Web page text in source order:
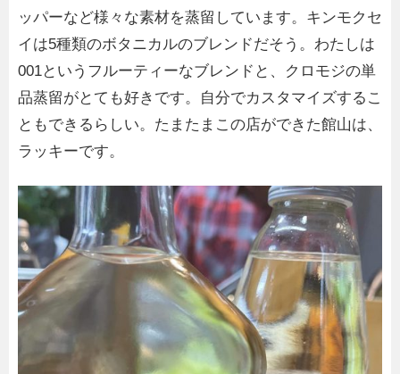
ッパーなど様々な素材を蒸留しています。キンモクセ
イは5種類のボタニカルのブレンドだそう。わたしは
001というフルーティーなブレンドと、クロモジの単
品蒸留がとても好きです。自分でカスタマイズするこ
ともできるらしい。たまたまこの店ができた館山は、
ラッキーです。